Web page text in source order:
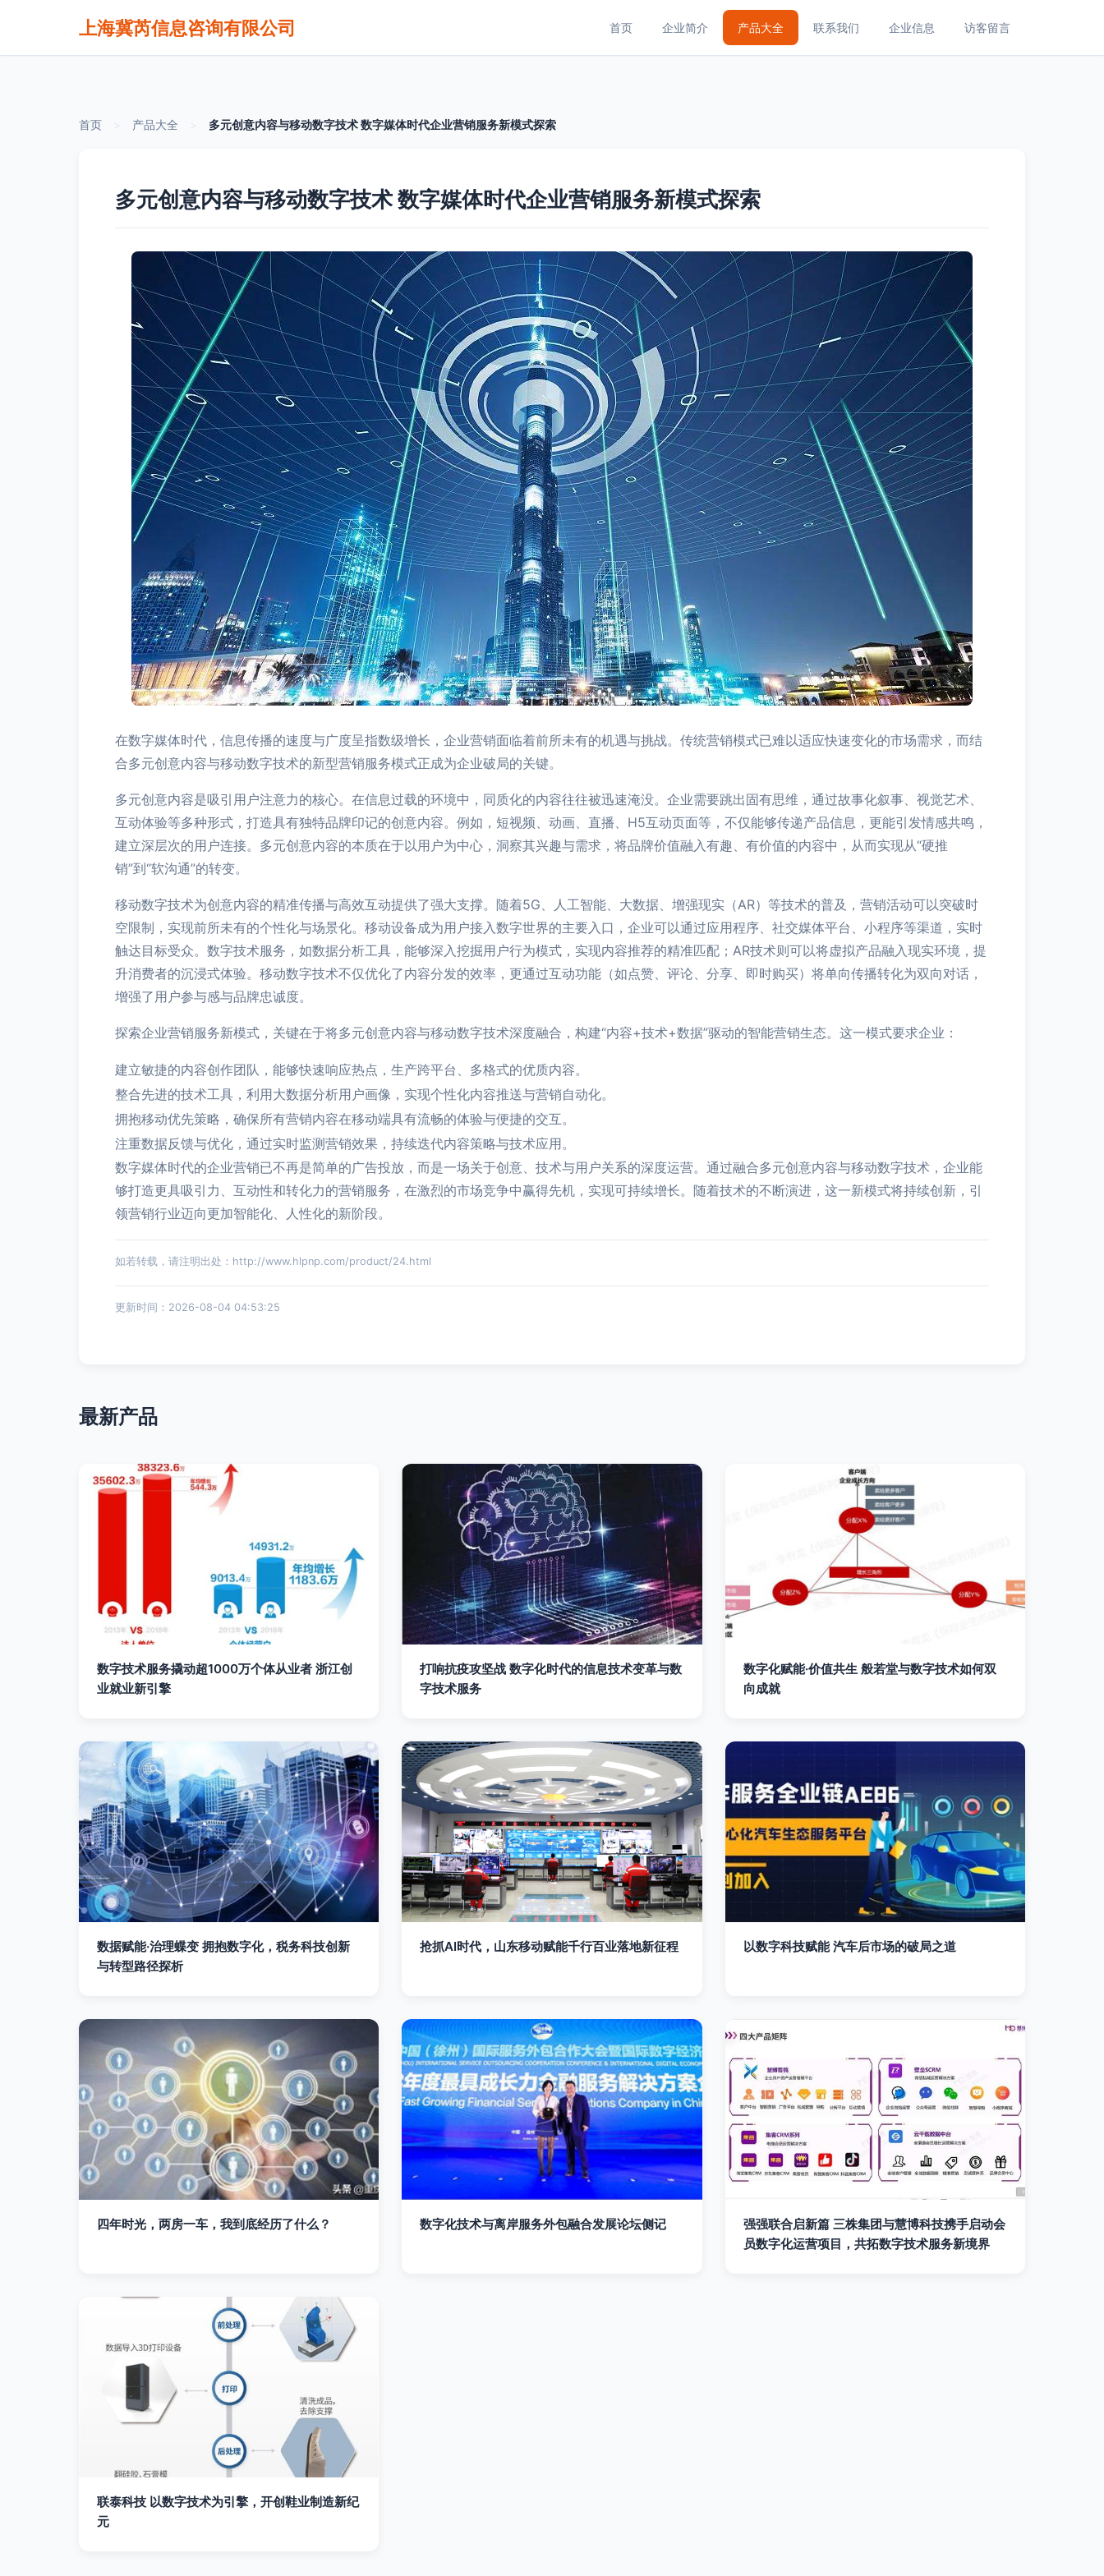
上海冀芮信息咨询有限公司 首页 企业简介 产品大全 联系我们 企业信息 访客留言
首页 产品大全 多元创意内容与移动数字技术 数字媒体时代企业营销服务新模式探索
多元创意内容与移动数字技术 数字媒体时代企业营销服务新模式探索
在数字媒体时代，信息传播的速度与广度呈指数级增长，企业营销面临着前所未有的机遇与挑战。传统营销模式已难以适应快速变化的市场需求，而结
合多元创意内容与移动数字技术的新型营销服务模式正成为企业破局的关键。
多元创意内容是吸引用户注意力的核心。在信息过载的环境中，同质化的内容往往被迅速淹没。企业需要跳出固有思维，通过故事化叙事、视觉艺术、
互动体验等多种形式，打造具有独特品牌印记的创意内容。例如，短视频、动画、直播、H5互动页面等，不仅能够传递产品信息，更能引发情感共鸣，
建立深层次的用户连接。多元创意内容的本质在于以用户为中心，洞察其兴趣与需求，将品牌价值融入有趣、有价值的内容中，从而实现从“硬推
销”到“软沟通”的转变。
移动数字技术为创意内容的精准传播与高效互动提供了强大支撑。随着5G、人工智能、大数据、增强现实（AR）等技术的普及，营销活动可以突破时
空限制，实现前所未有的个性化与场景化。移动设备成为用户接入数字世界的主要入口，企业可以通过应用程序、社交媒体平台、小程序等渠道，实时
触达目标受众。数字技术服务，如数据分析工具，能够深入挖掘用户行为模式，实现内容推荐的精准匹配；AR技术则可以将虚拟产品融入现实环境，提
升消费者的沉浸式体验。移动数字技术不仅优化了内容分发的效率，更通过互动功能（如点赞、评论、分享、即时购买）将单向传播转化为双向对话，
增强了用户参与感与品牌忠诚度。
探索企业营销服务新模式，关键在于将多元创意内容与移动数字技术深度融合，构建“内容+技术+数据”驱动的智能营销生态。这一模式要求企业：
建立敏捷的内容创作团队，能够快速响应热点，生产跨平台、多格式的优质内容。
整合先进的技术工具，利用大数据分析用户画像，实现个性化内容推送与营销自动化。
拥抱移动优先策略，确保所有营销内容在移动端具有流畅的体验与便捷的交互。
注重数据反馈与优化，通过实时监测营销效果，持续迭代内容策略与技术应用。
数字媒体时代的企业营销已不再是简单的广告投放，而是一场关于创意、技术与用户关系的深度运营。通过融合多元创意内容与移动数字技术，企业能
够打造更具吸引力、互动性和转化力的营销服务，在激烈的市场竞争中赢得先机，实现可持续增长。随着技术的不断演进，这一新模式将持续创新，引
领营销行业迈向更加智能化、人性化的新阶段。
如若转载，请注明出处：http://www.hlpnp.com/product/24.html
更新时间：2026-08-04 04:53:25
最新产品
数字技术服务撬动超1000万个体从业者 浙江创
业就业新引擎
打响抗疫攻坚战 数字化时代的信息技术变革与数
字技术服务
数字化赋能·价值共生 般若堂与数字技术如何双
向成就
数据赋能·治理蝶变 拥抱数字化，税务科技创新
与转型路径探析
抢抓AI时代，山东移动赋能千行百业落地新征程 以数字科技赋能 汽车后市场的破局之道
四年时光，两房一车，我到底经历了什么？ 数字化技术与离岸服务外包融合发展论坛侧记
强强联合启新篇 三株集团与慧博科技携手启动会
员数字化运营项目，共拓数字技术服务新境界
联泰科技 以数字技术为引擎，开创鞋业制造新纪
元